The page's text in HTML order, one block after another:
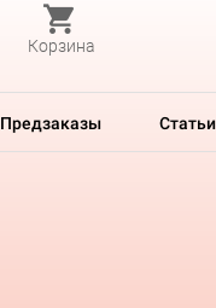
Корзина
Предзаказы Статьи